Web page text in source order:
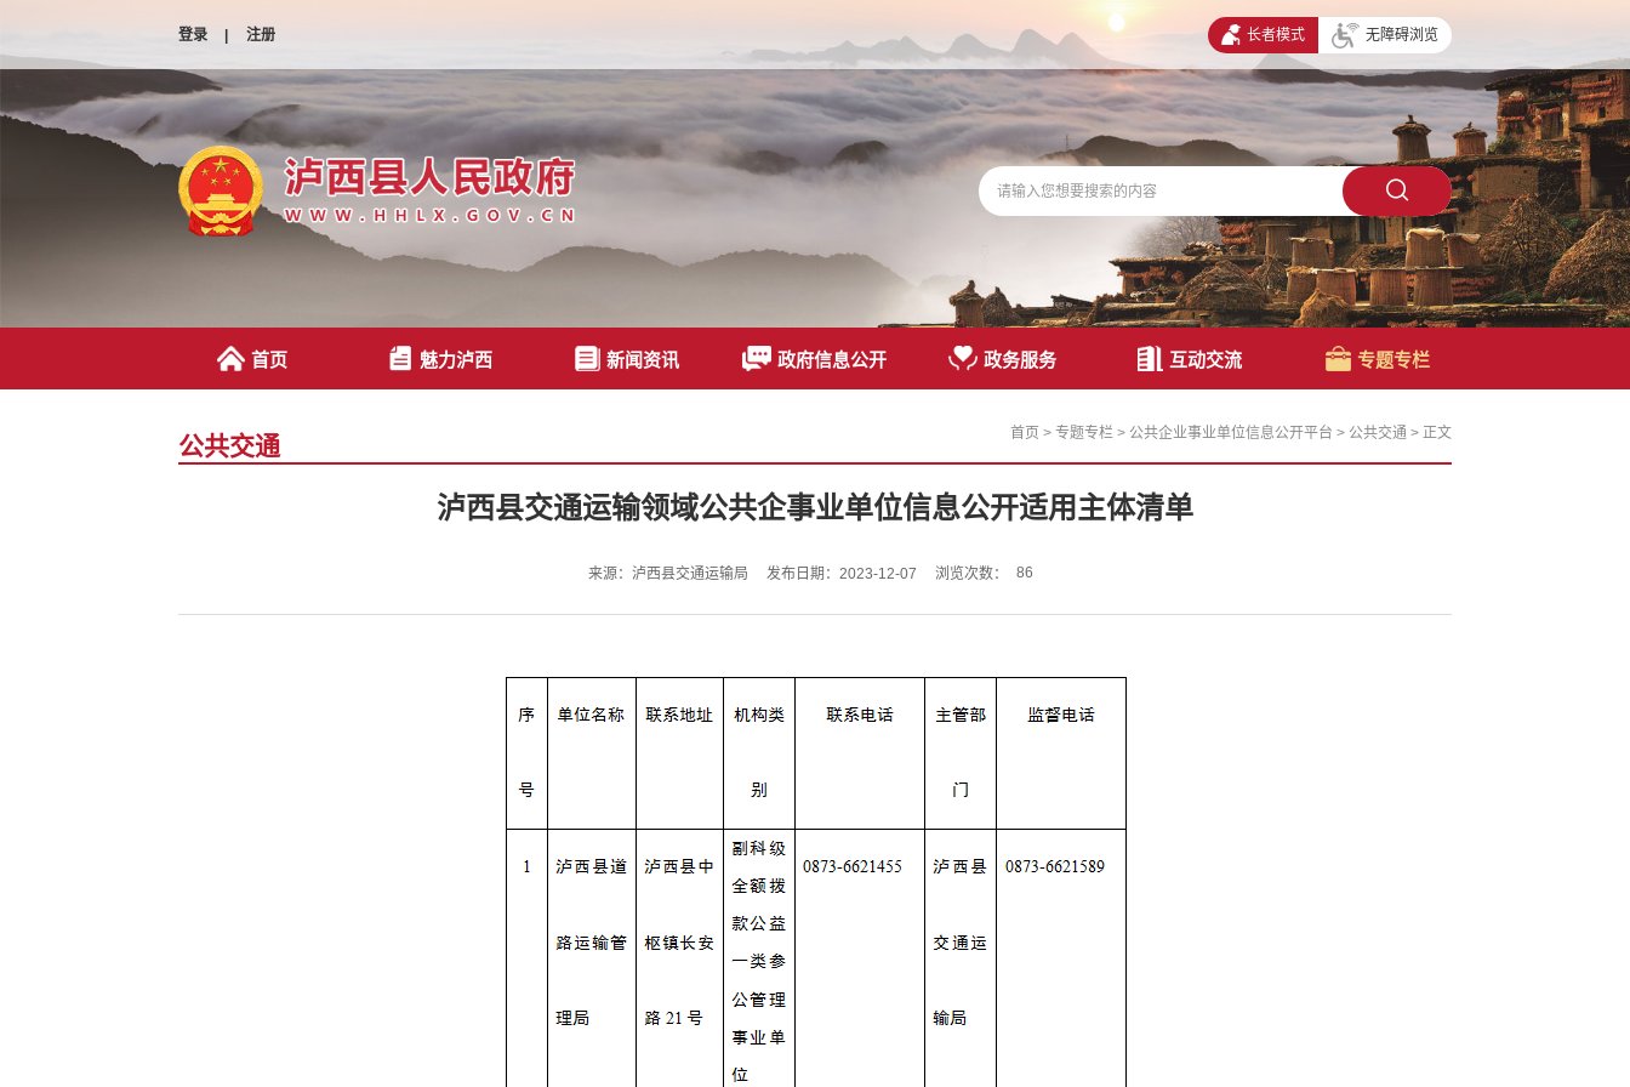
登录 | 注册 长者模式 无障碍浏览
首页 魅力泸西 新闻资讯 政府信息公开 政务服务 互动交流 专题专栏
公共交通 首页 > 专题专栏 > 公共企业事业单位信息公开平台 > 公共交通 > 正文
泸西县交通运输领域公共企事业单位信息公开适用主体清单
来源：泸西县交通运输局 发布日期：2023-12-07 浏览次数： 86